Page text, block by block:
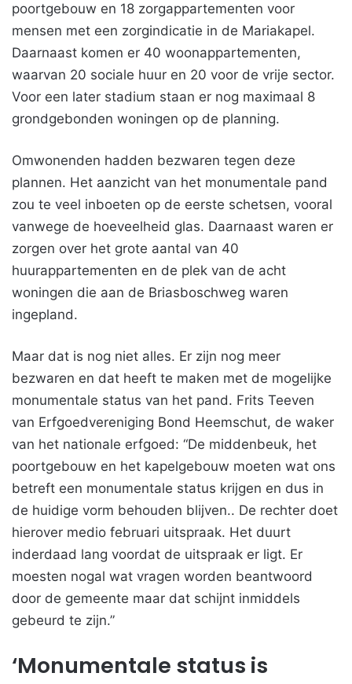
poortgebouw en 18 zorgappartementen voor
mensen met een zorgindicatie in de Mariakapel.
Daarnaast komen er 40 woonappartementen,
waarvan 20 sociale huur en 20 voor de vrije sector.
Voor een later stadium staan er nog maximaal 8
grondgebonden woningen op de planning.
Omwonenden hadden bezwaren tegen deze
plannen. Het aanzicht van het monumentale pand
zou te veel inboeten op de eerste schetsen, vooral
vanwege de hoeveelheid glas. Daarnaast waren er
zorgen over het grote aantal van 40
huurappartementen en de plek van de acht
woningen die aan de Briasboschweg waren
ingepland.
Maar dat is nog niet alles. Er zijn nog meer
bezwaren en dat heeft te maken met de mogelijke
monumentale status van het pand. Frits Teeven
van Erfgoedvereniging Bond Heemschut, de waker
van het nationale erfgoed: “De middenbeuk, het
poortgebouw en het kapelgebouw moeten wat ons
betreft een monumentale status krijgen en dus in
de huidige vorm behouden blijven.. De rechter doet
hierover medio februari uitspraak. Het duurt
inderdaad lang voordat de uitspraak er ligt. Er
moesten nogal wat vragen worden beantwoord
door de gemeente maar dat schijnt inmiddels
gebeurd te zijn.”
‘Monumentale status is